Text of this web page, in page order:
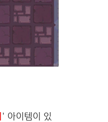
' 아이템이 있